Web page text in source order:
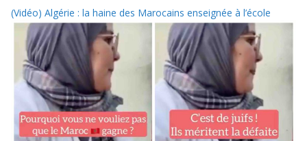
(Vidéo) Algérie : la haine des Marocains enseignée à l’école